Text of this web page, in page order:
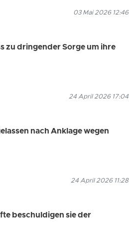
03 Mai 2026 12:46
zu dringender Sorge um ihre
24 April 2026 17:04
nach Anklage wegen
24 April 2026 11:28
beschuldigen sie der